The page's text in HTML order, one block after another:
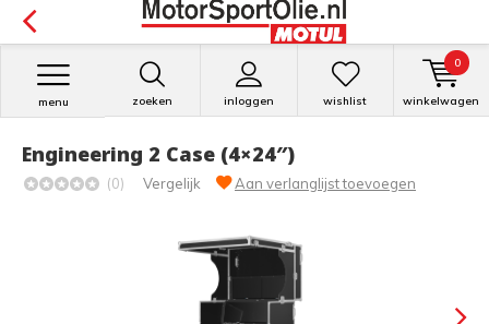
zoeken inloggen
menu wishlist winkelwagen
0
Engineering 2 Case (4×24″)
(0) Vergelijk Aan verlanglijst toevoegen